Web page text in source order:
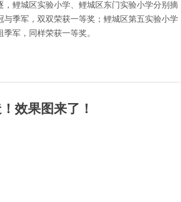
，鲤城区实验小学、鲤城区东门实验小学分别摘
与季军，双双荣获一等奖；鲤城区第五实验小学
季军，同样荣获一等奖。
效果图来了！